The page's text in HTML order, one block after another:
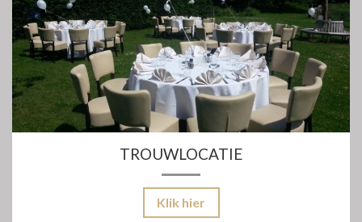
TROUWLOCATIE
Klik hier